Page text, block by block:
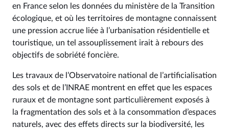
en France selon les données du ministère de la Transition
écologique, et où les territoires de montagne connaissent
une pression accrue liée à l’urbanisation résidentielle et
touristique, un tel assouplissement irait à rebours des
objectifs de sobriété foncière.
Les travaux de l’Observatoire national de l’artificialisation
des sols et de l’INRAE montrent en effet que les espaces
ruraux et de montagne sont particulièrement exposés à
la fragmentation des sols et à la consommation d’espaces
naturels, avec des effets directs sur la biodiversité, les